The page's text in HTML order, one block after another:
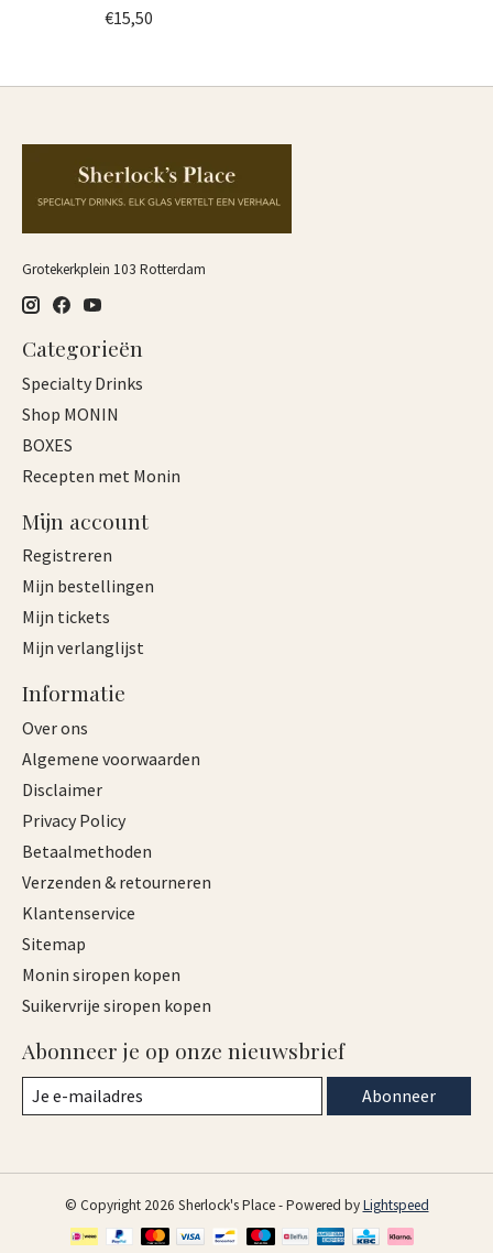
€15,50
Grotekerkplein 103 Rotterdam
Categorieën
Specialty Drinks
Shop MONIN
BOXES
Recepten met Monin
Mijn account
Registreren
Mijn bestellingen
Mijn tickets
Mijn verlanglijst
Informatie
Over ons
Algemene voorwaarden
Disclaimer
Privacy Policy
Betaalmethoden
Verzenden & retourneren
Klantenservice
Sitemap
Monin siropen kopen
Suikervrije siropen kopen
Abonneer je op onze nieuwsbrief
Abonneer
© Copyright 2026 Sherlock's Place - Powered byLightspeed